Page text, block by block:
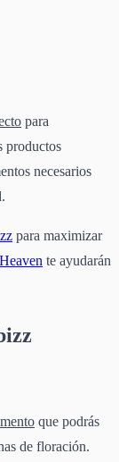
para
productos
necesarios
para maximizar
te ayudarán
que podrás
de floración.